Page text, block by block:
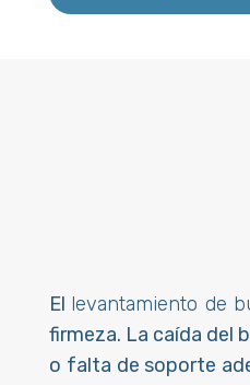
El levantamiento de
firmeza. La caída del
o falta de soporte